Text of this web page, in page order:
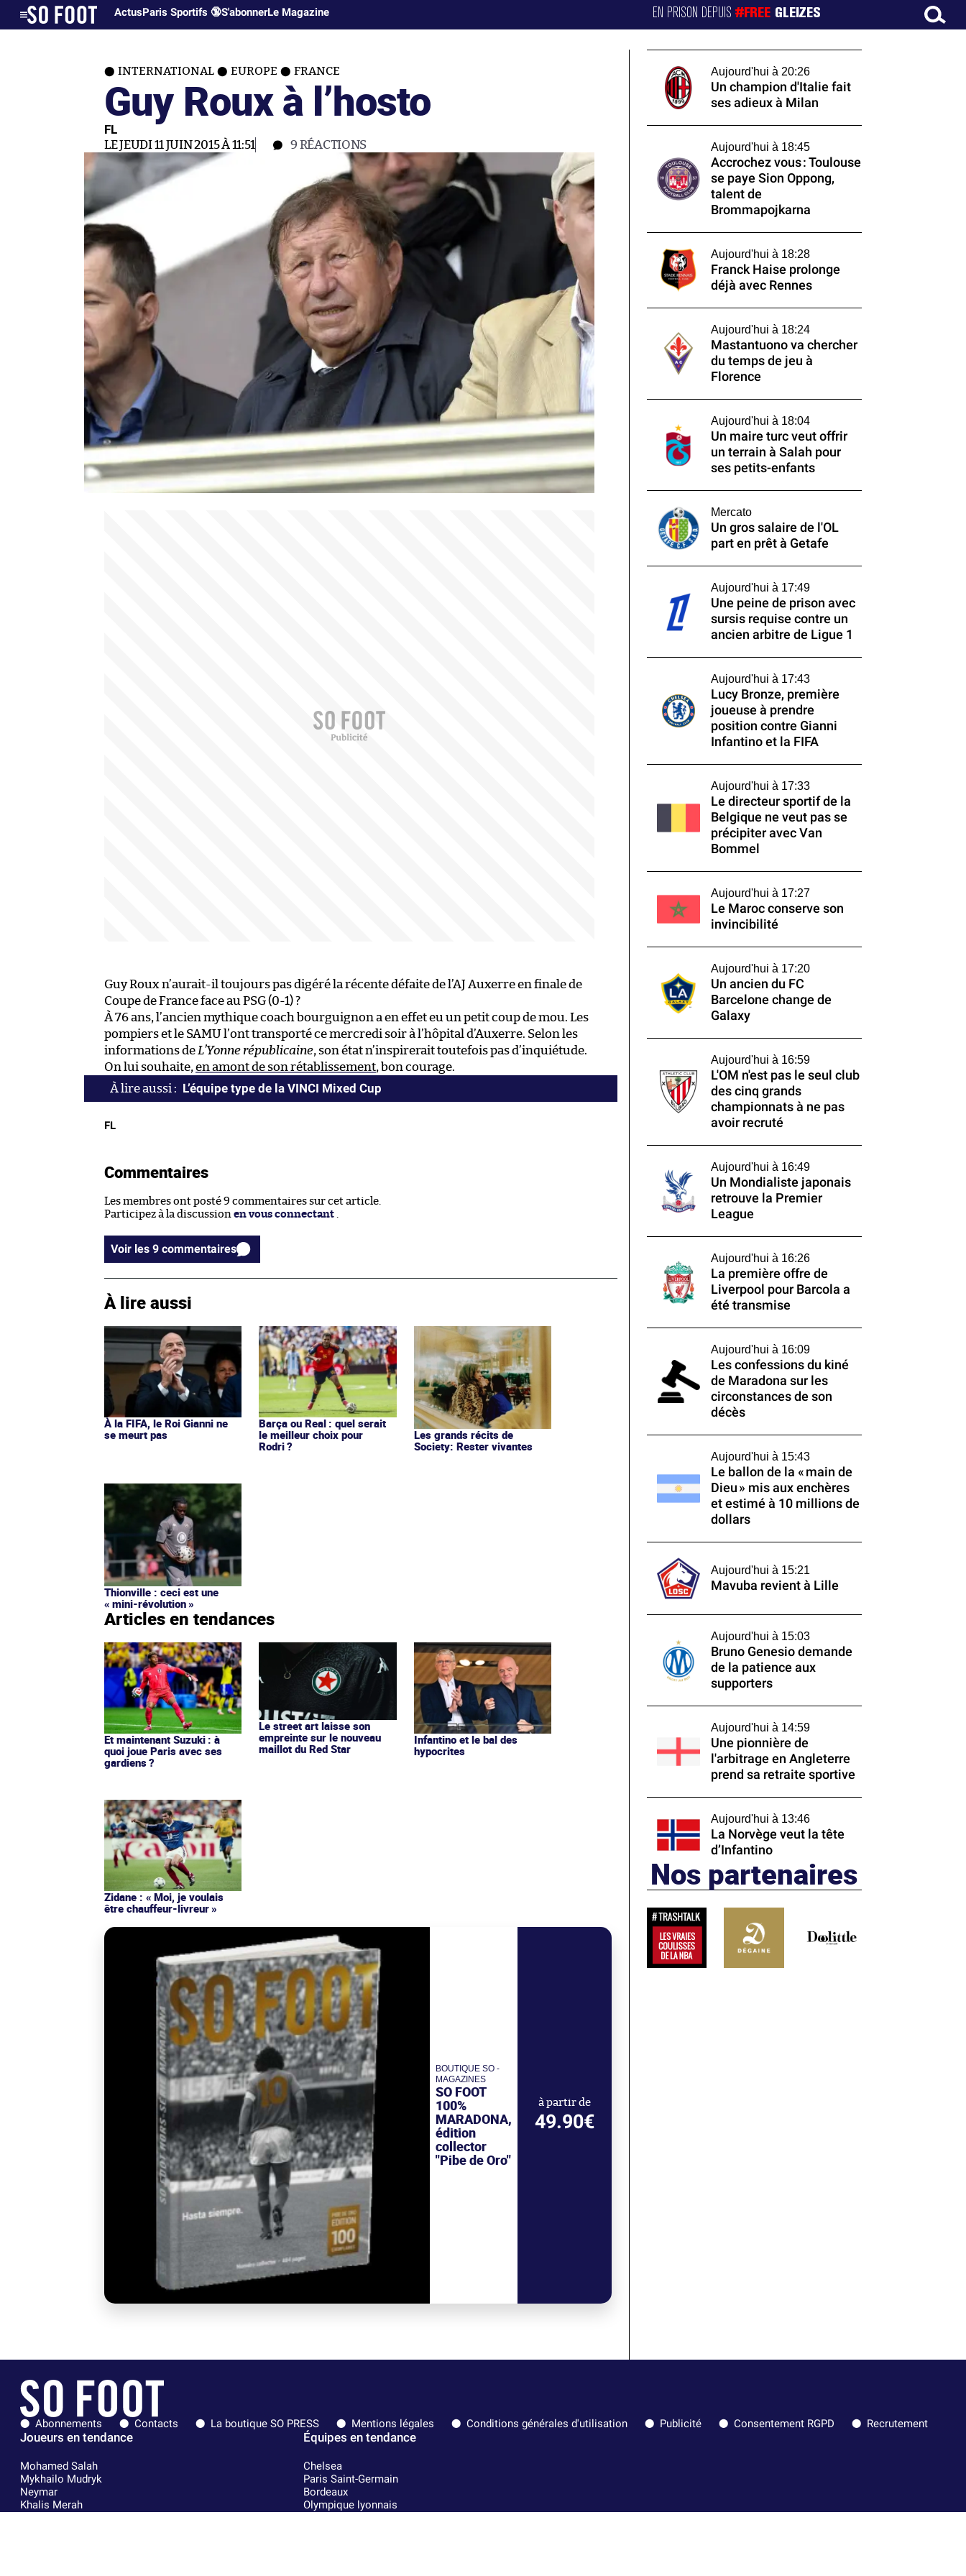
ActusParis Sportifs 🔞S'abonnerLe Magazine EN PRISON DEPUIS#FREE GLEIZES
INTERNATIONAL EUROPE FRANCE
Guy Roux à l’hosto
FL
LE JEUDI 11 JUIN 2015 À 11:51 9 RÉACTIONS
Guy Roux n’aurait-il toujours pas digéré la récente défaite de l’AJ Auxerre en finale de
Coupe de France face au PSG (0-1) ?
À 76 ans, l’ancien mythique coach bourguignon a en effet eu un petit coup de mou. Les
pompiers et le SAMU l’ont transporté ce mercredi soir à l’hôpital d’Auxerre. Selon les
informations de L’Yonne républicaine, son état n’inspirerait toutefois pas d’inquiétude.
On lui souhaite, en amont de son rétablissement, bon courage.
L’équipe type de la VINCI Mixed Cup
FL
Commentaires
Les membres ont posté 9 commentaires sur cet article.
Participez à la discussion en vous connectant
Voir les 9 commentaires
À lire aussi
À la FIFA, le Roi Gianni ne
se meurt pas
Barça ou Real : quel serait
le meilleur choix pour
Rodri ?
Les grands récits de
Society: Rester vivantes
Thionville : ceci est une
« mini-révolution »
Articles en tendances
Et maintenant Suzuki : à
quoi joue Paris avec ses
gardiens ?
Le street art laisse son
empreinte sur le nouveau
maillot du Red Star
Infantino et le bal des
hypocrites
Zidane : « Moi, je voulais
être chauffeur-livreur »
BOUTIQUE SO -
MAGAZINES
SO FOOT
100%
MARADONA,
édition
collector
"Pibe de Oro"
à partir de
49.90€
Aujourd'hui à 20:26
Un champion d'Italie fait
ses adieux à Milan
Aujourd'hui à 18:45
Accrochez vous : Toulouse
se paye Sion Oppong,
talent de
Brommapojkarna
Aujourd'hui à 18:28
Franck Haise prolonge
déjà avec Rennes
Aujourd'hui à 18:24
Mastantuono va chercher
du temps de jeu à
Florence
Aujourd'hui à 18:04
Un maire turc veut offrir
un terrain à Salah pour
ses petits-enfants
Mercato
Un gros salaire de l'OL
part en prêt à Getafe
Aujourd'hui à 17:49
Une peine de prison avec
sursis requise contre un
ancien arbitre de Ligue 1
Aujourd'hui à 17:43
Lucy Bronze, première
joueuse à prendre
position contre Gianni
Infantino et la FIFA
Aujourd'hui à 17:33
Le directeur sportif de la
Belgique ne veut pas se
précipiter avec Van
Bommel
Aujourd'hui à 17:27
Le Maroc conserve son
invincibilité
Aujourd'hui à 17:20
Un ancien du FC
Barcelone change de
Galaxy
Aujourd'hui à 16:59
L'OM n'est pas le seul club
des cinq grands
championnats à ne pas
avoir recruté
Aujourd'hui à 16:49
Un Mondialiste japonais
retrouve la Premier
League
Aujourd'hui à 16:26
La première offre de
Liverpool pour Barcola a
été transmise
Aujourd'hui à 16:09
Les confessions du kiné
de Maradona sur les
circonstances de son
décès
Aujourd'hui à 15:43
Le ballon de la « main de
Dieu » mis aux enchères
et estimé à 10 millions de
dollars
Aujourd'hui à 15:21
Mavuba revient à Lille
Aujourd'hui à 15:03
Bruno Genesio demande
de la patience aux
supporters
Aujourd'hui à 14:59
Une pionnière de
l'arbitrage en Angleterre
prend sa retraite sportive
Aujourd'hui à 13:46
La Norvège veut la tête
d’Infantino
Nos partenaires
Abonnements Contacts La boutique SO PRESS Mentions légales Conditions générales d'utilisation Publicité Consentement RGPD Recrutement
Joueurs en tendance
Mohamed Salah
Mykhailo Mudryk
Neymar
Khalis Merah
Équipes en tendance
Chelsea
Paris Saint-Germain
Bordeaux
Olympique lyonnais